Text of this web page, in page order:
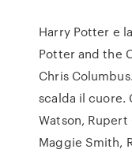
Harry Potter e
Potter and the
Chris
scalda il cuore.
Watson,
Maggie Smith,